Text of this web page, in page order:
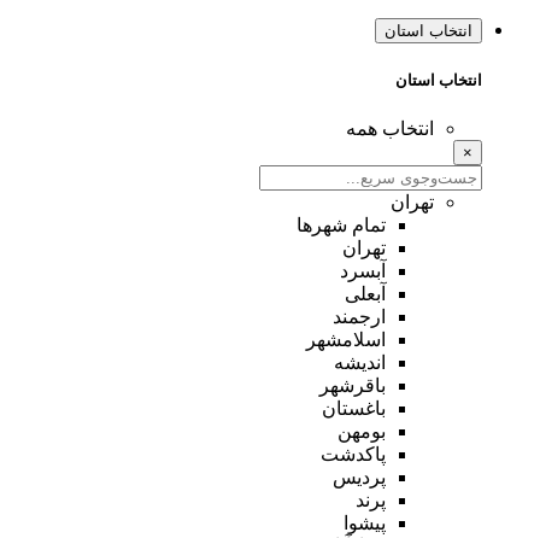
انتخاب استان
انتخاب استان
انتخاب همه
×
تهران
تمام شهر‌ها
تهران
آبسرد
آبعلی
ارجمند
اسلامشهر
اندیشه
باقرشهر
باغستان
بومهن
پاکدشت
پردیس
پرند
پیشوا